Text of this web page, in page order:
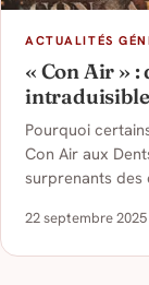
ACTUALITÉS
« Con Air »
intraduisible
Pourquoi
Con Air aux
surprenants des
22 septembre 2025